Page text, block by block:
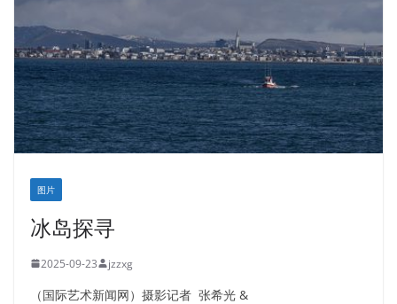
图片
冰岛探寻
2025-09-23 jzzxg
（国际艺术新闻网）摄影记者 张希光 &